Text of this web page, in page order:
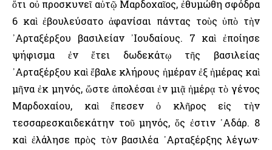
ὅτι οὐ προσκυνεῖ αὐτῷ Μαρδοχαῖος, ἐθυμώθη σφόδρα
6 καὶ ἐβουλεύσατο ἀφανίσαι πάντας τοὺς ὑπὸ τὴν
᾿Αρταξέρξου βασιλείαν ᾿Ιουδαίους. 7 καὶ ἐποίησε
ψήφισμα ἐν ἔτει δωδεκάτῳ τῆς βασιλείας
᾿Αρταξέρξου καὶ ἔβαλε κλήρους ἡμέραν ἐξ ἡμέρας καὶ
μῆνα ἐκ μηνός, ὥστε ἀπολέσαι ἐν μιᾷ ἡμέρᾳ τὸ γένος
Μαρδοχαίου, καὶ ἔπεσεν ὁ κλῆρος εἰς τὴν
τεσσαρεσκαιδεκάτην τοῦ μηνός, ὅς ἐστιν ᾿Αδάρ. 8
καὶ ἐλάλησε πρὸς τὸν βασιλέα ᾿Αρταξέρξης λέγων·